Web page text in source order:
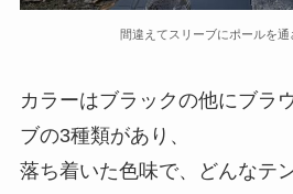
間違えてスリーブにポールを通
カラーはブラックの他にブラ
ブの3種類があり、
落ち着いた色味で、どんなテ